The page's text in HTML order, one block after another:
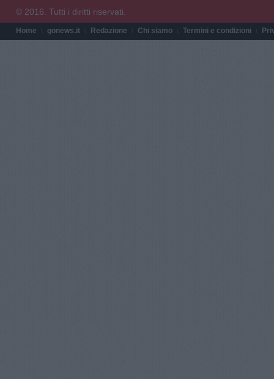
© 2016. Tutti i diritti riservati.
Home gonews.it Redazione Chi siamo Termini e condizioni